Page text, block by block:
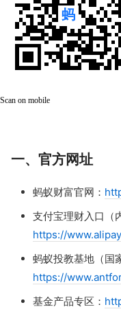
Scan on mobile
一、官方网址
蚂蚁财富官网：
支付宝理财入口（
https://
蚂蚁投教基地（国
https://
基金产品专区：